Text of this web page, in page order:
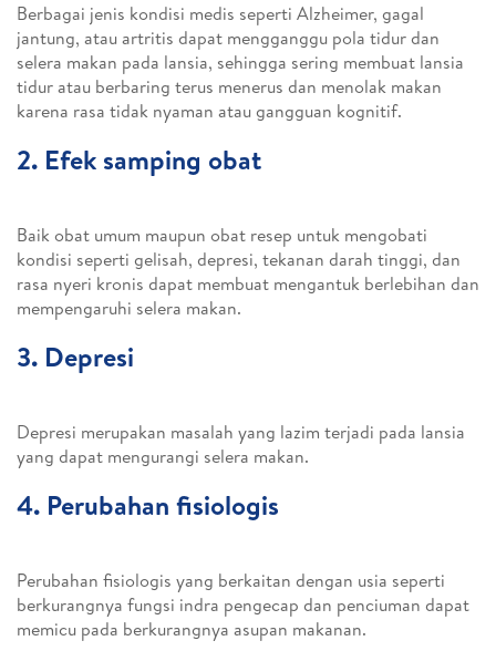
Berbagai jenis kondisi medis seperti Alzheimer, gagal
jantung, atau artritis dapat mengganggu pola tidur dan
selera makan pada lansia, sehingga sering membuat lansia
tidur atau berbaring terus menerus dan menolak makan
karena rasa tidak nyaman atau gangguan kognitif.
2. Efek samping obat
Baik obat umum maupun obat resep untuk mengobati
kondisi seperti gelisah, depresi, tekanan darah tinggi, dan
rasa nyeri kronis dapat membuat mengantuk berlebihan dan
mempengaruhi selera makan.
3. Depresi
Depresi merupakan masalah yang lazim terjadi pada lansia
yang dapat mengurangi selera makan.
4. Perubahan fisiologis
Perubahan fisiologis yang berkaitan dengan usia seperti
berkurangnya fungsi indra pengecap dan penciuman dapat
memicu pada berkurangnya asupan makanan.